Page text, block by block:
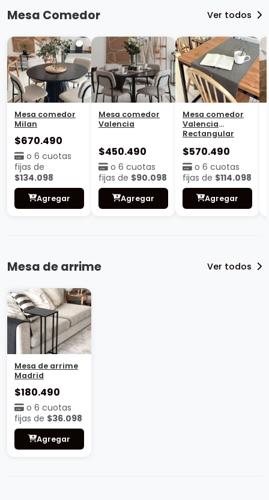
Mesa Comedor Ver todos
Mesa comedor
Milan
$670.490
o 6 cuotas
fijas de
$134.098
Agregar
Mesa comedor
Valencia
$450.490
o 6 cuotas
fijas de $90.098
Agregar
Mesa comedor
Valencia
Rectangular
$570.490
o 6 cuotas
fijas de $114.098
Agregar
Mesa de arrime Ver todos
Mesa de arrime
Madrid
$180.490
o 6 cuotas
fijas de $36.098
Agregar